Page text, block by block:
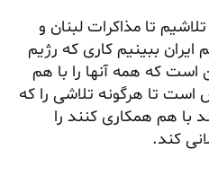
تا مذاکرات لبنان و
ایران ببینیم کاری که رژیم
است که همه آنها را با هم
است تا هرگونه تلاشی را که
با هم همکاری کنند را
کند.